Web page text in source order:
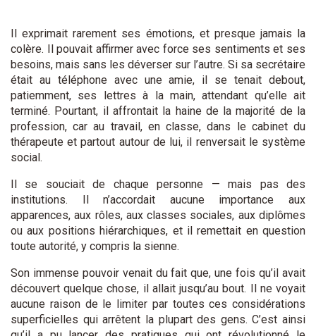
Il exprimait rarement ses émotions, et presque jamais la
colère. Il pouvait affirmer avec force ses sentiments et ses
besoins, mais sans les déverser sur l’autre. Si sa secrétaire
était au téléphone avec une amie, il se tenait debout,
patiemment, ses lettres à la main, attendant qu’elle ait
terminé. Pourtant, il affrontait la haine de la majorité de la
profession, car au travail, en classe, dans le cabinet du
thérapeute et partout autour de lui, il renversait le système
social.
Il se souciait de chaque personne — mais pas des
institutions. Il n’accordait aucune importance aux
apparences, aux rôles, aux classes sociales, aux diplômes
ou aux positions hiérarchiques, et il remettait en question
toute autorité, y compris la sienne.
Son immense pouvoir venait du fait que, une fois qu’il avait
découvert quelque chose, il allait jusqu’au bout. Il ne voyait
aucune raison de le limiter par toutes ces considérations
superficielles qui arrêtent la plupart des gens. C’est ainsi